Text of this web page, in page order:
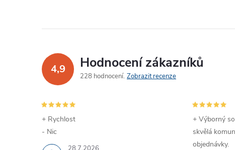
4,9 Hodnocení zákazníků
228 hodnocení Zobrazit recenze
+ Rychlost
- Nic
+ Výborný
skvělá
objednávky.